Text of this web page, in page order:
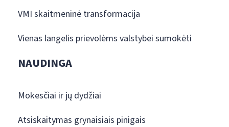
VMI skaitmeninė transformacija
Vienas langelis prievolėms valstybei sumokėti
NAUDINGA
Mokesčiai ir jų dydžiai
Atsiskaitymas grynaisiais pinigais